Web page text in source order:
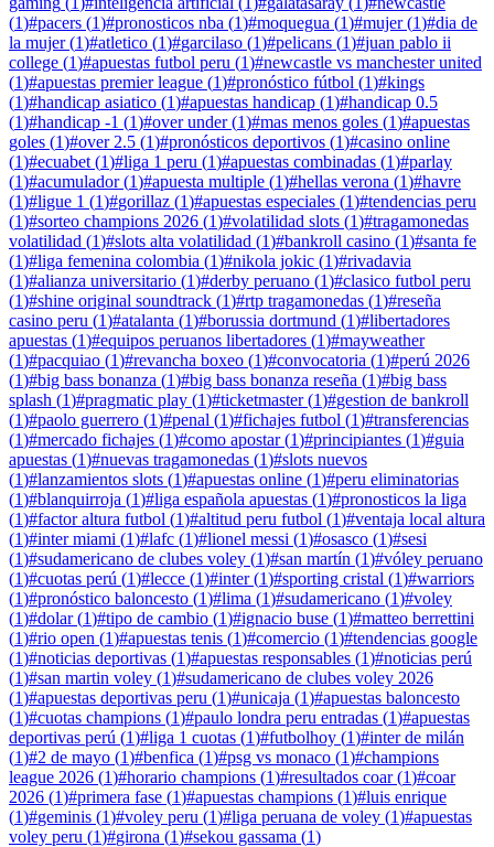
(1)#pacers (1)#pronosticos nba (1)#moquegua (1)#mujer(1)#dia de
la mujer(1)#atletico (1)#garcilaso (1)#pelicans (1)#juan pablo ii
college (1)#apuestas futbol peru (1)#newcastle vs manchester united
(1)#apuestas premier league (1)#pronóstico fútbol (1)#kings
(1)#handicap asiatico (1)#apuestas handicap (1)#handicap 0.5
(1)#handicap -1 (1)#over under(1)#mas menos goles (1)#apuestas
goles (1)#over 2.5 (1)#pronósticos deportivos (1)#casino online
(1)#ecuabet (1)#liga 1 peru (1)#apuestas combinadas (1)#parlay
(1)#acumulador(1)#apuesta multiple (1)#hellas verona (1)#havre
(1)#ligue 1 (1)#gorillaz (1)#apuestas especiales (1)#tendencias peru
(1)#sorteo champions 2026 (1)#volatilidad slots (1)#tragamonedas
volatilidad (1)#slots alta volatilidad (1)#bankroll casino (1)#santa fe
(1)#liga femenina colombia (1)#nikola jokic (1)#rivadavia
(1)#alianza universitario (1)#derby peruano (1)#clasico futbol peru
(1)#shine original soundtrack (1)#rtp tragamonedas (1)#reseña
casino peru (1)#atalanta (1)#borussia dortmund (1)#libertadores
apuestas (1)#equipos peruanos libertadores (1)#mayweather
(1)#pacquiao (1)#revancha boxeo (1)#convocatoria (1)#perú 2026
(1)#big bass bonanza (1)#big bass bonanza reseña (1)#big bass
splash (1)#pragmatic play (1)#ticketmaster(1)#gestion de bankroll
(1)#paolo guerrero (1)#penal (1)#fichajes futbol (1)#transferencias
(1)#mercado fichajes (1)#como apostar(1)#principiantes (1)#guia
apuestas (1)#nuevas tragamonedas (1)#slots nuevos
(1)#lanzamientos slots (1)#apuestas online (1)#peru eliminatorias
(1)#blanquirroja (1)#liga española apuestas (1)#pronosticos la liga
(1)#factor altura futbol (1)#altitud peru futbol (1)#ventaja local altura
(1)#inter miami (1)#lafc (1)#lionel messi (1)#osasco (1)#sesi
(1)#sudamericano de clubes voley (1)#san martín (1)#vóley peruano
(1)#cuotas perú (1)#lecce (1)#inter(1)#sporting cristal (1)#warriors
(1)#pronóstico baloncesto (1)#lima (1)#sudamericano (1)#voley
(1)#dolar(1)#tipo de cambio (1)#ignacio buse (1)#matteo berrettini
(1)#rio open (1)#apuestas tenis (1)#comercio (1)#tendencias google
(1)#noticias deportivas (1)#apuestas responsables (1)#noticias perú
(1)#san martin voley (1)#sudamericano de clubes voley 2026
(1)#apuestas deportivas peru (1)#unicaja (1)#apuestas baloncesto
(1)#cuotas champions (1)#paulo londra peru entradas (1)#apuestas
deportivas perú (1)#liga 1 cuotas (1)#futbolhoy (1)#inter de milán
(1)#2 de mayo (1)#benfica (1)#psg vs monaco (1)#champions
league 2026 (1)#horario champions (1)#resultados coar(1)#coar
2026 (1)#primera fase (1)#apuestas champions (1)#luis enrique
(1)#geminis (1)#voley peru (1)#liga peruana de voley (1)#apuestas
voley peru (1)#girona (1)#sekou gassama (1)